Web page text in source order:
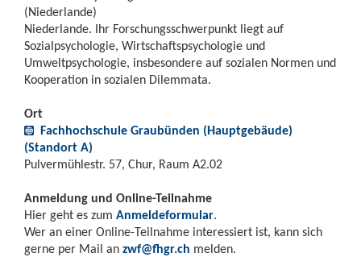
(Niederlande)
Niederlande. Ihr Forschungsschwerpunkt liegt auf
Sozialpsychologie, Wirtschaftspsychologie und
Umweltpsychologie, insbesondere auf sozialen Normen und
Kooperation in sozialen Dilemmata.
Ort
Fachhochschule Graubünden (Hauptgebäude)
(Standort A)
Pulvermühlestr. 57, Chur, Raum A2.02
Anmeldung und Online-Teilnahme
Hier geht es zum Anmeldeformular.
Wer an einer Online-Teilnahme interessiert ist, kann sich
gerne per Mail an zwf@fhgr.ch melden.